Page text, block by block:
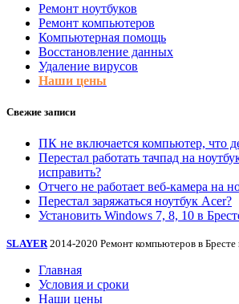
Ремонт ноутбуков
Ремонт компьютеров
Компьютерная помощь
Восстановление данных
Удаление вирусов
Наши цены
Свежие записи
ПК не включается компьютер, что
Перестал работать тачпад на
исправить?
Отчего не работает веб-камера на
Перестал заряжаться ноутбук Acer?
Установить Windows 7, 8, 10 в
SLAYER 2014-2020 Ремонт компьютеров в Бресте
Главная
Условия и сроки
Наши цены